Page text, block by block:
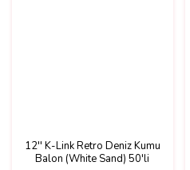
12'' K-Link Retro Deniz Kumu
Balon (White Sand) 50'li